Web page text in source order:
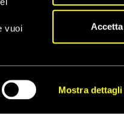
vuoi
Mostra dettagli
Nel gennaio 2014, il
di cure mediche di
sono state
sono stati
del
violazioni dei diritti
CONDIVIDI